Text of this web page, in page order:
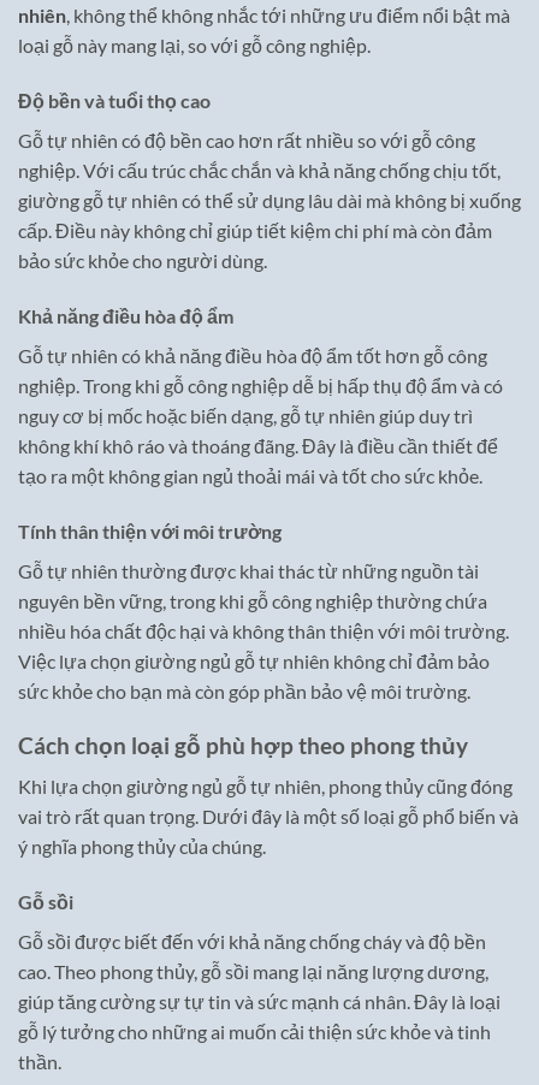
nhiên, không thể không nhắc tới những ưu điểm nổi bật mà
loại gỗ này mang lại, so với gỗ công nghiệp.
Độ bền và tuổi thọ cao
Gỗ tự nhiên có độ bền cao hơn rất nhiều so với gỗ công
nghiệp. Với cấu trúc chắc chắn và khả năng chống chịu tốt,
giường gỗ tự nhiên có thể sử dụng lâu dài mà không bị xuống
cấp. Điều này không chỉ giúp tiết kiệm chi phí mà còn đảm
bảo sức khỏe cho người dùng.
Khả năng điều hòa độ ẩm
Gỗ tự nhiên có khả năng điều hòa độ ẩm tốt hơn gỗ công
nghiệp. Trong khi gỗ công nghiệp dễ bị hấp thụ độ ẩm và có
nguy cơ bị mốc hoặc biến dạng, gỗ tự nhiên giúp duy trì
không khí khô ráo và thoáng đãng. Đây là điều cần thiết để
tạo ra một không gian ngủ thoải mái và tốt cho sức khỏe.
Tính thân thiện với môi trường
Gỗ tự nhiên thường được khai thác từ những nguồn tài
nguyên bền vững, trong khi gỗ công nghiệp thường chứa
nhiều hóa chất độc hại và không thân thiện với môi trường.
Việc lựa chọn giường ngủ gỗ tự nhiên không chỉ đảm bảo
sức khỏe cho bạn mà còn góp phần bảo vệ môi trường.
Cách chọn loại gỗ phù hợp theo phong thủy
Khi lựa chọn giường ngủ gỗ tự nhiên, phong thủy cũng đóng
vai trò rất quan trọng. Dưới đây là một số loại gỗ phổ biến và
ý nghĩa phong thủy của chúng.
Gỗ sồi
Gỗ sồi được biết đến với khả năng chống cháy và độ bền
cao. Theo phong thủy, gỗ sồi mang lại năng lượng dương,
giúp tăng cường sự tự tin và sức mạnh cá nhân. Đây là loại
gỗ lý tưởng cho những ai muốn cải thiện sức khỏe và tinh
thần.